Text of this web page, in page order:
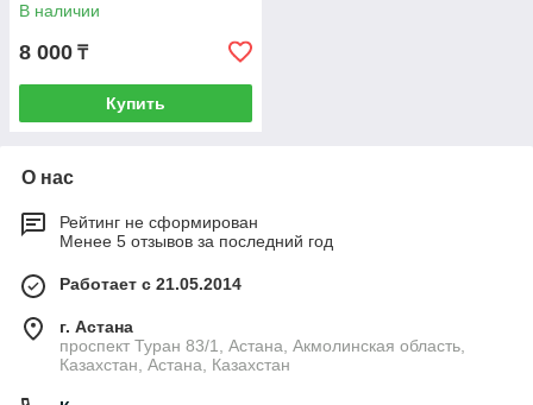
В наличии
8 000 ₸
Купить
О нас
Рейтинг не сформирован
Менее 5 отзывов за последний год
Работает с 21.05.2014
г. Астана
проспект Туран 83/1, Астана, Акмолинская область,
Казахстан, Астана, Казахстан